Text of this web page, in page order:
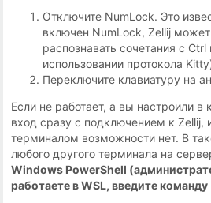
Отключите NumLock. Это
включен NumLock, Zellij может
распознавать сочетания с
использовании протокола
Переключите клавиатуру на
Если не работает, а вы настроили в
вход сразу с подключением к Zellij,
терминалом возможности нет. В
любого другого терминала на
Windows PowerShell
работаете вWSL,введите команду